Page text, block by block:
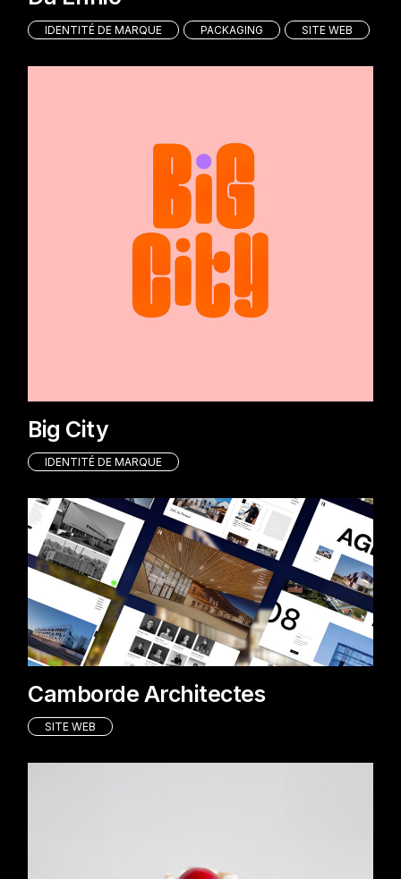
IDENTITÉ DE MARQUE PACKAGING SITE WEB
Big City
IDENTITÉ DE MARQUE
Camborde Architectes
SITE WEB